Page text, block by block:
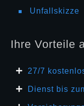
Unfallskizze
Ihre Vorteile
27/7 kosten
Dienst bis